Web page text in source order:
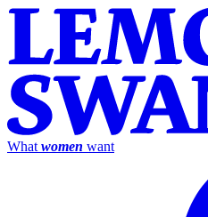
What women want